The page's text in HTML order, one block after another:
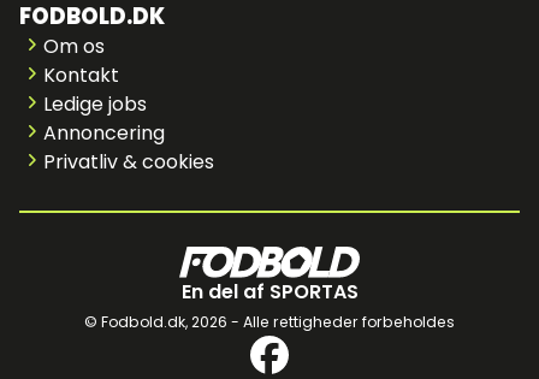
FODBOLD.DK
Om os
Kontakt
Ledige jobs
Annoncering
Privatliv & cookies
En del af SPORTAS
© Fodbold.dk,2026 - Alle rettigheder forbeholdes